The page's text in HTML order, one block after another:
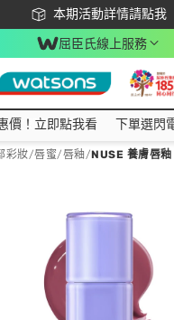
本期活動詳情請點我
下載app最高回饋$350
屈臣氏線上服務
立即點我看
價！立即點我看 下單選閃
彩妝/唇蜜/唇釉/NUSE 養膚唇